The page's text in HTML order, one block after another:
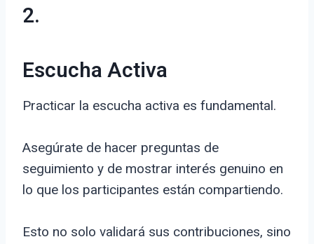
2.
Escucha Activa
Practicar la escucha activa es fundamental.
Asegúrate de hacer preguntas de
seguimiento y de mostrar interés genuino en
lo que los participantes están compartiendo.
Esto no solo validará sus contribuciones, sino